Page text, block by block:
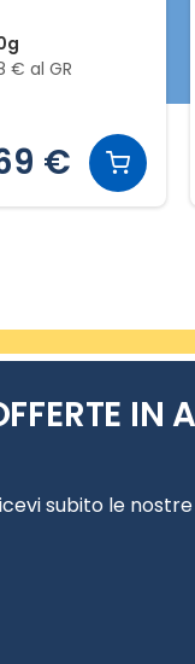
€ al GR
€
IN
subito le